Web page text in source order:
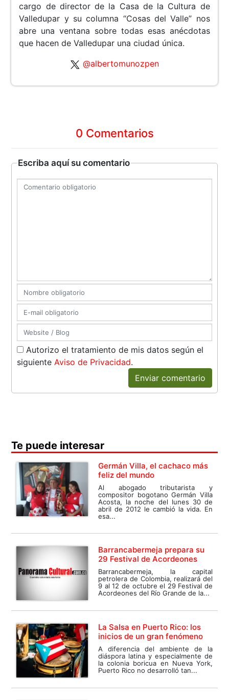
cargo de director de la Casa de la Cultura de
Valledupar y su columna “Cosas del Valle” nos
abre una ventana sobre todas esas anécdotas
que hacen de Valledupar una ciudad única.
@albertomunozpen
0 Comentarios
Escriba aquí su comentario
Autorizo el tratamiento de mis datos según el
siguienteAviso de Privacidad.
Enviar comentario
Te puede interesar
Germán Villa, el cachaco más
feliz del mundo
Al abogado tributarista y
compositor bogotano Germán Villa
Acosta, la noche del lunes 30 de
abril de 2012 le cambió la vida. En
esa...
Barrancabermeja prepara su
29 Festival de Acordeones
Barrancabermeja, la capital
petrolera de Colombia, realizará del
9 al 12 de octubre el 29 Festival de
Acordeones del Río Grande de la...
La Salsa en Puerto Rico: los
inicios de un gran fenómeno
A diferencia del ambiente de la
diáspora latina y especialmente de
la colonia boricua en Nueva York,
Puerto Rico no desarrolló tan...